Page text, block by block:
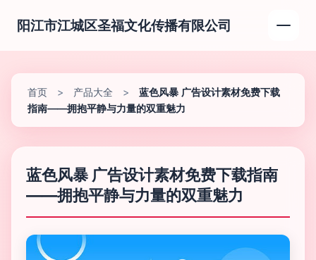
阳江市江城区圣福文化传播有限公司
首页 > 产品大全 >
蓝色风暴 广告设计素材免费下载
指南——拥抱平静与力量的双重魅力
蓝色风暴 广告设计素材免费下载指南
——拥抱平静与力量的双重魅力